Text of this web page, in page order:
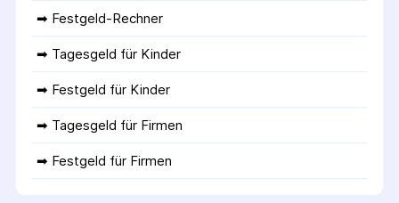
➡ Festgeld-Rechner
➡ Tagesgeld für Kinder
➡ Festgeld für Kinder
➡ Tagesgeld für Firmen
➡ Festgeld für Firmen